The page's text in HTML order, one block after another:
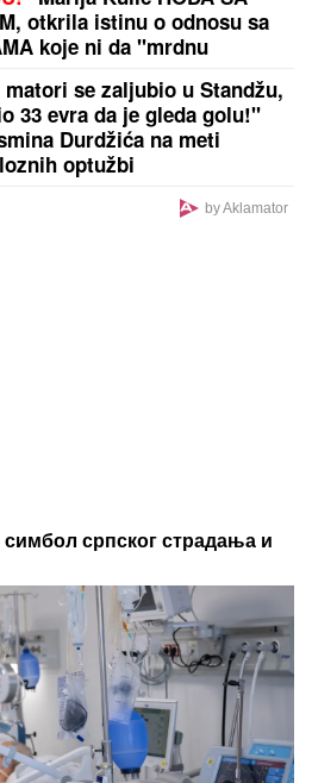
U OLUJI:Služen parastos
Sabornom hramu
by Aklamator
se hladnog mora: Dr
Ivić, ginekolog, otkriva istinu
trudnica - kada je beba
i šta morate znati
SA PRIKOLICOM POKOSIO